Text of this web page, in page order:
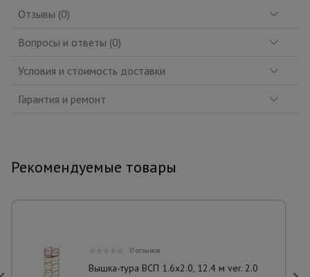
Отзывы (0)
Вопросы и ответы (0)
Условия и стоимость доставки
Гарантия и ремонт
Рекомендуемые товары
0 отзывов
Вышка-тура ВСП 1.6х2.0, 12.4 м ver. 2.0